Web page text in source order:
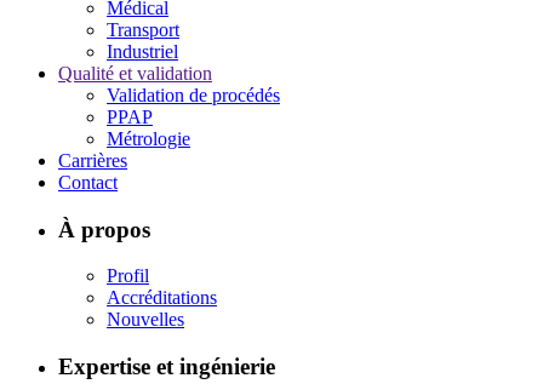
Médical
Transport
Industriel
Qualité et validation
Validation de procédés
PPAP
Métrologie
Carrières
Contact
À propos
Profil
Accréditations
Nouvelles
Expertise et ingénierie